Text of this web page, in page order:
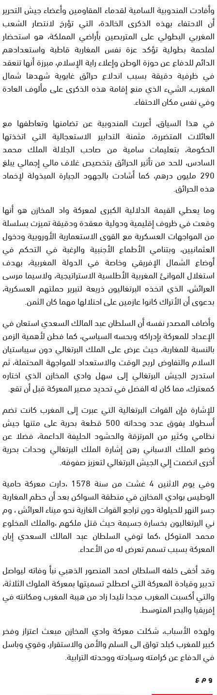
وأفادت المندوبية السامية لقدماء المقاومين وأعضاء جيش التحرير
أن الاحتفاء بهذه الذكرى الخالدة، التي تؤرخ لانتصار الشعب
المغربي البطولي على المتربصين بأراضي المملكة، هو استحضار
لملحمة بطولية تؤكد عزة نفس المغاربة قاطبة واستعدادهم
الدائم للدفاع عن حوزة الوطن وإعلاء راية الإسلام، مبرزة أنها تنعقد
في ظرفية دقيقة بسبب اندلاع حرائق غابوية شهدها شمال
المغرب، الشيء الذي منع إقامة هذه الذكرى على مألوف العادة
وفي نفس مكان الاحتفاء.
في هذا السياق، أعربت المندوبية عن تضامنها وتعاطفها مع
العائلات المتضررة، مثمنة التدابير الاستعجالية التي اتخذتها
الحكومة، بتعليمات سامية من صاحب الجلالة الملك محمد
السادس، للحد من تأثير الحرائق بتخصيص غلاف مالي إجمالي يبلغ
290 مليون درهم، كما أشادت بالجهود الجبارة المبذولة لإخماد
هذه الحرائق.
وما يعطي القيمة الدلالية الكبرى لمعركة واد المخازن هو أنها
وقعت في ظروف إقليمية ودولية معقدة ودقيقة تميزت بسلسلة
من المواجهات العسكرية مع القوى الاستعمارية الأوروبية ودخول
العثمانيين، وبتنامي الأطماع الأجنبية والرغبة في التحكم في
أوضاع الشمال الإفريقي وخاصة في الدولة المغربية، بهدف
استغلال الموانئ المغربية الأطلسية الاستراتيجية، ولاسيما مرسى
العرائش، الذي اتخذه البرتغاليون ذريعة لتبرير حملتهم العسكرية،
بدعوى أن الأتراك كانوا عازمين على احتلالها مهما كان الثمن.
وأضاف المصدر نفسه أن السلطان عبد المالك السعدي استعان في
الإعداد للمعركة بإدراكه وبحسه السياسي، كما فطن لأهمية الزمن
بالنسبة للمغاربة، حيث عرض على الملك البرتغالي دون سيباستيان
السلام والتفاوض لربح الوقت والاستعداد للمواجهة المحتملة، ثم
استدرج الجيش البرتغالي إلى سهل وادي المخازن الذي اختاره
كمعترك، مما كان له الفضل في تحديد مصير المعركة قبل أن تقع.
للإشارة فإن القوات البرتغالية التي عبرت إلى المغرب كانت تضم
أسطولا يفوق عدد وحداته 500 قطعة بحرية على متنها جيش
نظامي وكثير من المرتزقة والحشود الحليفة الداعمة، فضلا عن
وضع الملك الاسباني رهن إشارة الملك البرتغالي وحدات بحرية
أخرى انضمت إلي الجيش البرتغالي لتعزيز صفوفه.
وفي يوم الاثنين 4 غشت من سنة 1578 ،دارت معركة حامية
الوطيس بوادي المخازن في منطقة السواكن بعد أن حطم المغاربة
جسر النهر للحيلولة دون تراجع القوات الغازية نحو ميناء العرائش ، وم
ني البرتغاليون بخسارة جسيمة حيث قتل ملكهم ،والملك المخلوع
محمد المتوكل ،كما توفي السلطان عبد المالك السعدي إبان
المعركة بسبب تسمم تعرض له من الأعداء.
وقد أخفى خلفه السلطان احمد المنصور الذهبي نبأ وفاته ليواصل
تدبير وقيادة المعركة التي اصطلح تسميتها بمعركة الملوك الثلاثة،
والتي أكسبت المغرب مجدا تليدا زاد من هيبة المغرب ومكانته في
إفريقيا والبحر المتوسط.
ولهذه الأسباب، شكلت معركة وادي المخازن مبعث اعتزاز وفخر
كبير للمغرب كبلد تواق الى السلم والأمن والاستقرار، وقوي وباسل
في الدفاع عن كرامته وسيادته ووحدته الترابية.
و م ع